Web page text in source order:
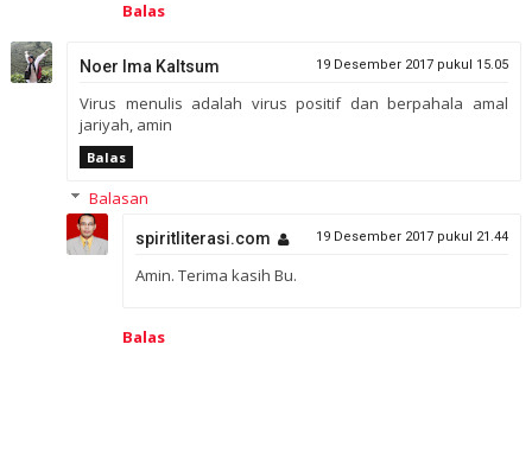
Balas
Noer Ima Kaltsum 19 Desember 2017 pukul 15.05
Virus menulis adalah virus positif dan berpahala amal
jariyah, amin
Balas
Balasan
spiritliterasi.com 19 Desember 2017 pukul 21.44
Amin. Terima kasih Bu.
Balas